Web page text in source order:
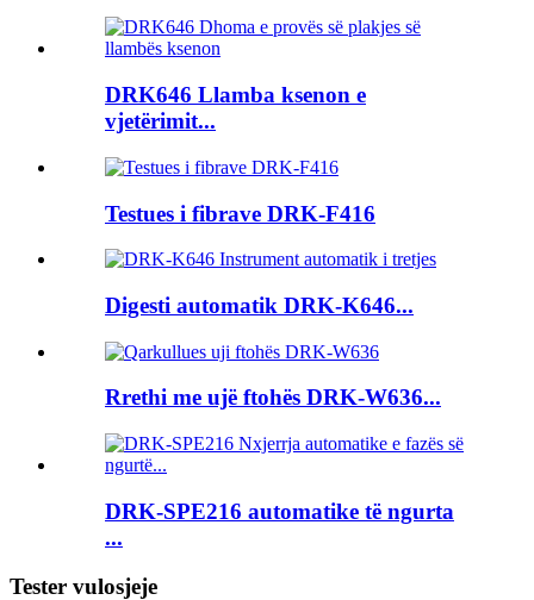
DRK646 Llamba ksenon e
vjetërimit...
Testues i fibrave DRK-F416
Digesti automatik DRK-K646...
Rrethi me ujë ftohës DRK-W636...
DRK-SPE216 automatike të ngurta
...
Tester vulosjeje